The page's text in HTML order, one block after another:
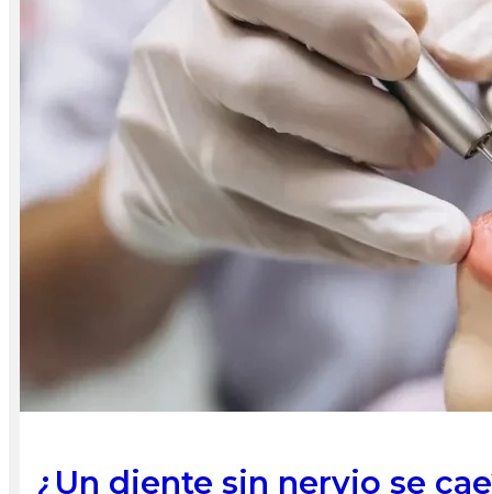
¿Un diente sin nervio se